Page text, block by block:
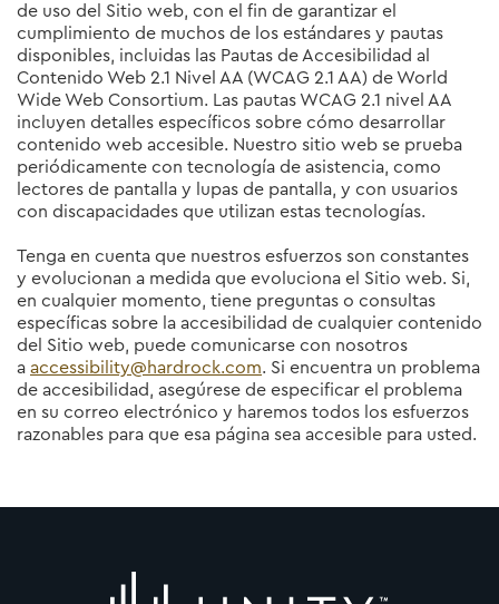
de uso del Sitio web, con el fin de garantizar el
cumplimiento de muchos de los estándares y pautas
disponibles, incluidas las Pautas de Accesibilidad al
Contenido Web 2.1 Nivel AA (WCAG 2.1 AA) de World
Wide Web Consortium. Las pautas WCAG 2.1 nivel AA
incluyen detalles específicos sobre cómo desarrollar
contenido web accesible. Nuestro sitio web se prueba
periódicamente con tecnología de asistencia, como
lectores de pantalla y lupas de pantalla, y con usuarios
con discapacidades que utilizan estas tecnologías.
Tenga en cuenta que nuestros esfuerzos son constantes
y evolucionan a medida que evoluciona el Sitio web. Si,
en cualquier momento, tiene preguntas o consultas
específicas sobre la accesibilidad de cualquier contenido
del Sitio web, puede comunicarse con nosotros
a accessibility@hardrock.com. Si encuentra un problema
de accesibilidad, asegúrese de especificar el problema
en su correo electrónico y haremos todos los esfuerzos
razonables para que esa página sea accesible para usted.